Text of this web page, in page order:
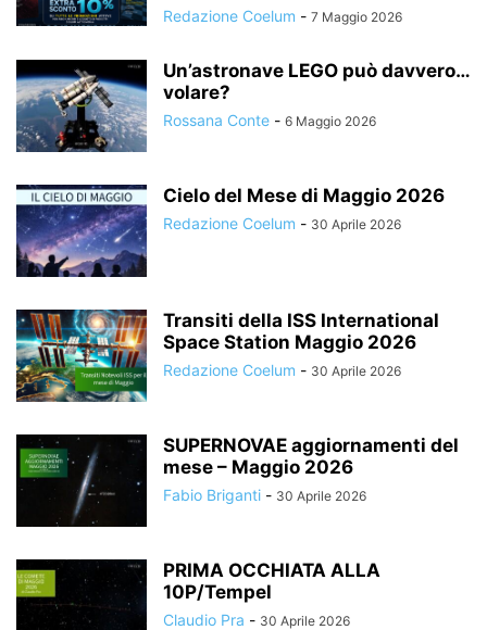
Redazione Coelum - 7 Maggio 2026
Un’astronave LEGO può davvero…
volare?
Rossana Conte - 6 Maggio 2026
Cielo del Mese di Maggio 2026
Redazione Coelum - 30 Aprile 2026
Transiti della ISS International
Space Station Maggio 2026
Redazione Coelum - 30 Aprile 2026
SUPERNOVAE aggiornamenti del
mese – Maggio 2026
Fabio Briganti - 30 Aprile 2026
PRIMA OCCHIATA ALLA
10P/Tempel
Claudio Pra - 30 Aprile 2026